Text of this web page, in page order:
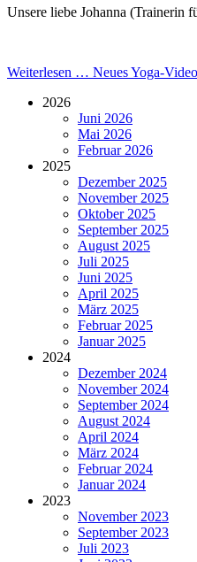
Unsere liebe Johanna (Trainerin
Weiterlesen … Neues Yoga-
2026
Juni 2026
Mai 2026
Februar 2026
2025
Dezember 2025
November 2025
Oktober 2025
September 2025
August 2025
Juli 2025
Juni 2025
April 2025
März 2025
Februar 2025
Januar 2025
2024
Dezember 2024
November 2024
September 2024
August 2024
April 2024
März 2024
Februar 2024
Januar 2024
2023
November 2023
September 2023
Juli 2023